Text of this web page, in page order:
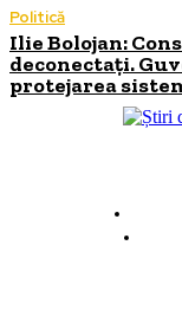
Politică
Ilie Bolojan:
deconectați.
protejarea